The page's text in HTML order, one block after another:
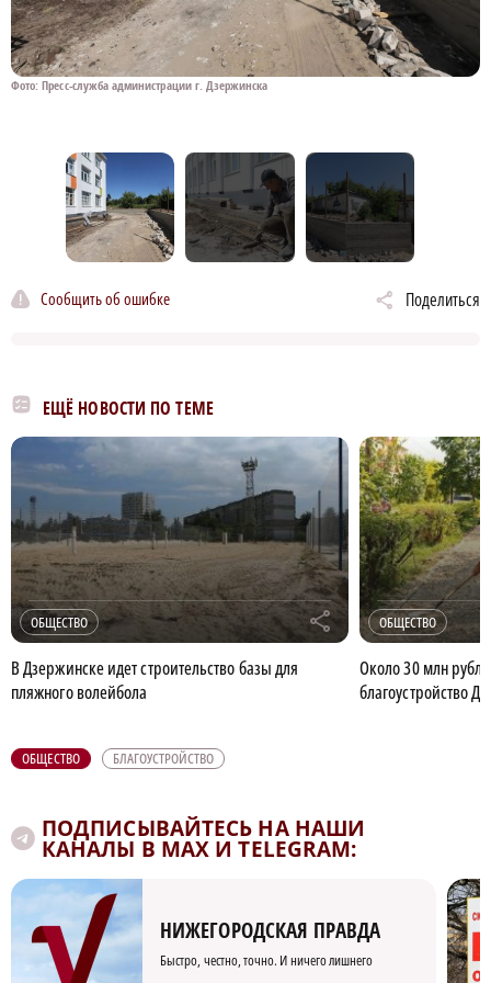
Фото: Пресс-служба администрации г. Дзержинска
Сообщить об ошибке Поделиться
ЕЩЁ НОВОСТИ ПО ТЕМЕ
ОБЩЕСТВО r
В Дзержинске идет строительство базы для
пляжного волейбола
ОБЩЕСТВО
Около 30 млн
благоустройство
ОБЩЕСТВО БЛАГОУСТРОЙСТВО
ПОДПИСЫВАЙТЕСЬ НА НАШИ
КАНАЛЫ В MAX И TELEGRAM:
НИЖЕГОРОДСКАЯ ПРАВДА
Быстро, честно, точно. И ничего лишнего